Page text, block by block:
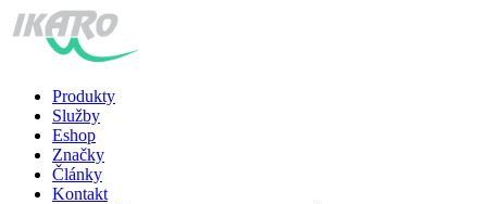
Produkty
Služby
Eshop
Značky
Články
Kontakt